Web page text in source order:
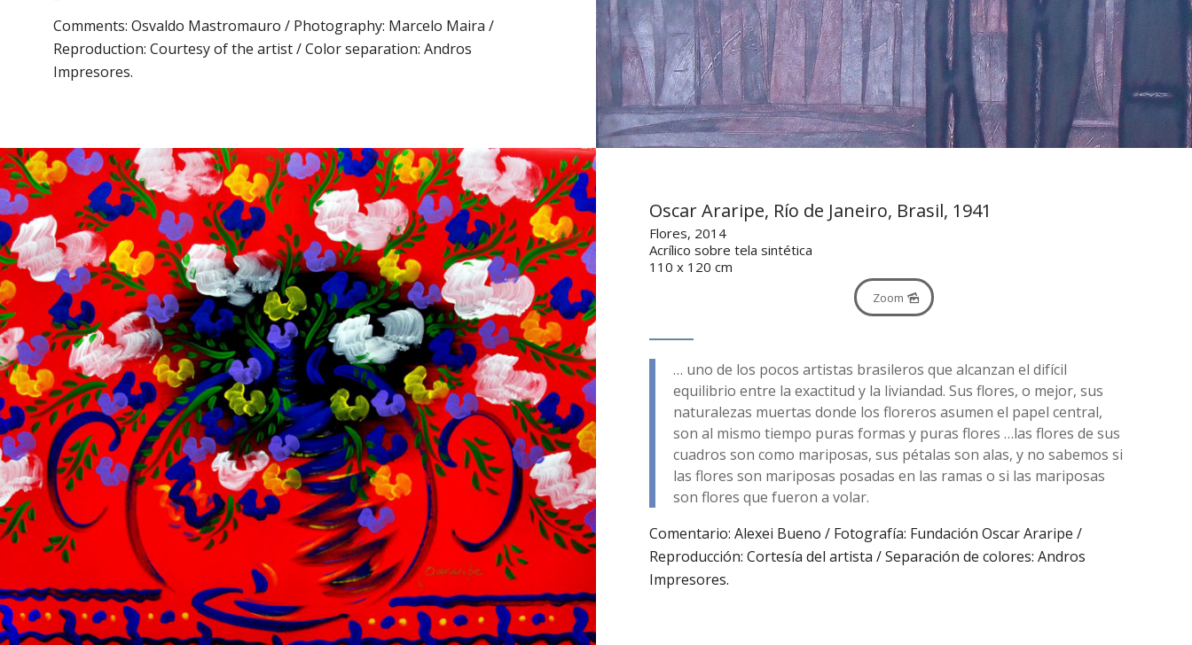
Comments: Osvaldo Mastromauro / Photography: Marcelo Maira /
Reproduction: Courtesy of the artist / Color separation: Andros
Impresores.
Oscar Araripe, Río de Janeiro, Brasil, 1941
Flores, 2014
Acrílico sobre tela sintética
110 x 120 cm
Zoom
… uno de los pocos artistas brasileros que alcanzan el difícil
equilibrio entre la exactitud y la liviandad. Sus flores, o mejor, sus
naturalezas muertas donde los floreros asumen el papel central,
son al mismo tiempo puras formas y puras flores …las flores de sus
cuadros son como mariposas, sus pétalas son alas, y no sabemos si
las flores son mariposas posadas en las ramas o si las mariposas
son flores que fueron a volar.
Comentario: Alexei Bueno / Fotografía: Fundación Oscar Araripe /
Reproducción: Cortesía del artista / Separación de colores: Andros
Impresores.